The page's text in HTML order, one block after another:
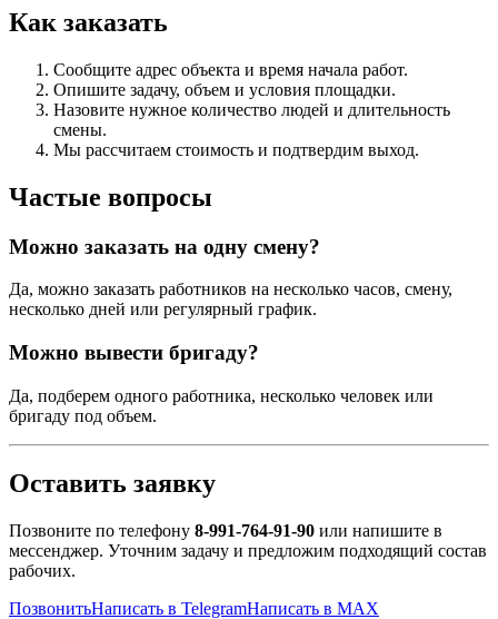
Как заказать
Сообщите адрес объекта и время начала работ.
Опишите задачу, объем и условия площадки.
Назовите нужное количество людей и длительность
смены.
Мы рассчитаем стоимость и подтвердим выход.
Частые вопросы
Можно заказать на одну смену?
Да, можно заказать работников на несколько часов, смену,
несколько дней или регулярный график.
Можно вывести бригаду?
Да, подберем одного работника, несколько человек или
бригаду под объем.
Оставить заявку
Позвоните по телефону 8-991-764-91-90 или напишите в
мессенджер. Уточним задачу и предложим подходящий состав
рабочих.
ПозвонитьНаписать в TelegramНаписать в MAX